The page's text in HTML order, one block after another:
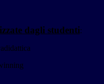
dagli studenti: